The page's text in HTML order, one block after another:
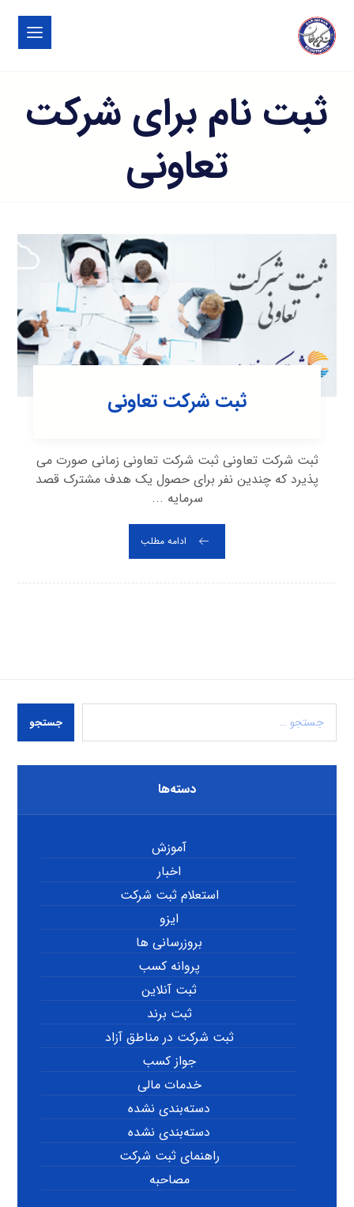
ثبت نام برای شرکت
تعاونی
ثبت شرکت تعاونی
ثبت شرکت تعاونی ثبت شرکت تعاونی زمانی صورت می
پذیرد که چندین نفر برای حصول یک هدف مشترک قصد
سرمایه ...
ادامه مطلب
جستجو
دسته‌ها
آموزش
اخبار
استعلام ثبت شرکت
ایزو
بروزرسانی ها
پروانه کسب
ثبت آنلاین
ثبت برند
ثبت شرکت در مناطق آزاد
جواز کسب
خدمات مالی
دسته‌بندی نشده
دسته‌بندی نشده
راهنمای ثبت شرکت
مصاحبه